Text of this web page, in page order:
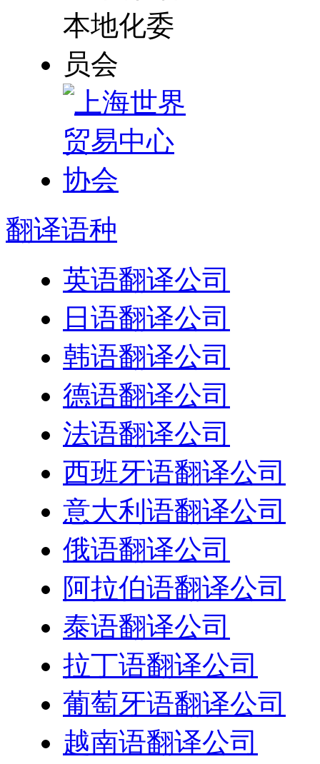
翻译语种
英语翻译公司
日语翻译公司
韩语翻译公司
德语翻译公司
法语翻译公司
西班牙语翻译公司
意大利语翻译公司
俄语翻译公司
阿拉伯语翻译公司
泰语翻译公司
拉丁语翻译公司
葡萄牙语翻译公司
越南语翻译公司